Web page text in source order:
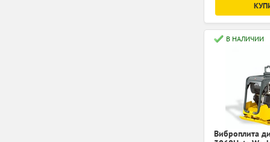
В НАЛИЧИИ
Виброплита